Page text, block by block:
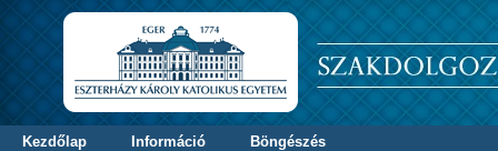
Kezdőlap Információ
Böngészés